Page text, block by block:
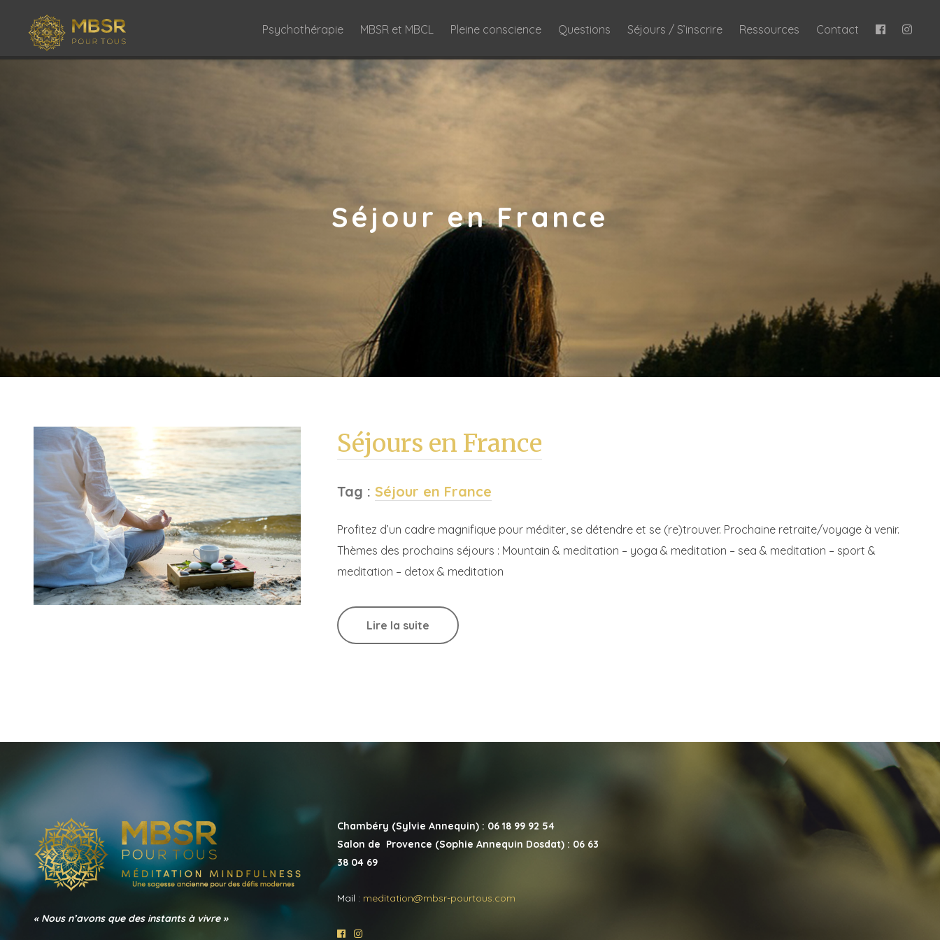
Psychothérapie MBSR et MBCL Pleine conscience Questions Séjours / S’inscrire Ressources Contact
Séjour en France
Séjours en France
Tag : Séjour en France
Profitez d’un cadre magnifique pour méditer, se détendre et se (re)trouver. Prochaine retraite/voyage à venir.
Thèmes des prochains séjours : Mountain & meditation – yoga & meditation – sea & meditation – sport &
meditation – detox & meditation
Lire la suite
« Nous n’avons que des instants à vivre »
Chambéry (Sylvie Annequin) : 06 18 99 92 54
Salon de Provence (Sophie Annequin Dosdat) : 06 63
38 04 69
Mail : meditation@mbsr-pourtous.com